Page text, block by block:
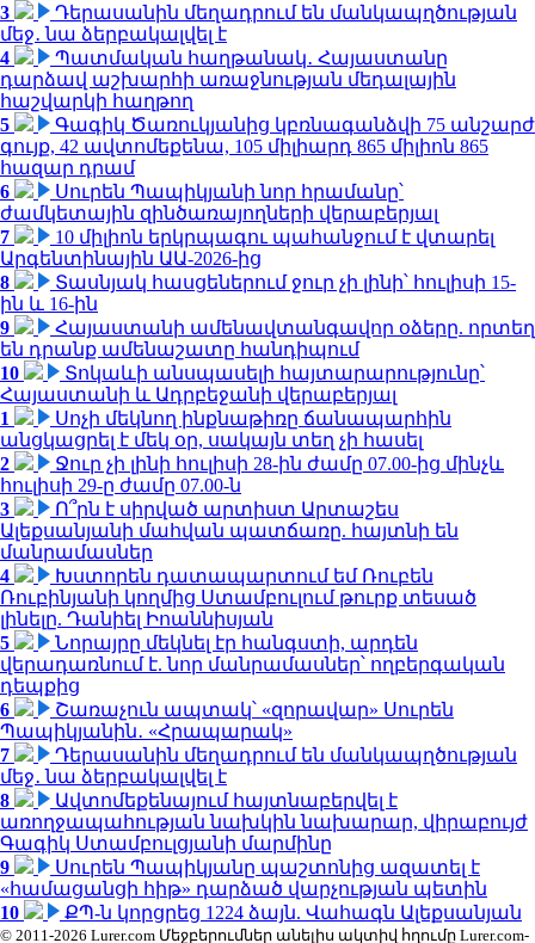
3
Դերասանին մեղադրում են մանկապղծության
մեջ․ նա ձերբակալվել է
4
Պատմական հաղթանակ․ Հայաստանը
դարձավ աշխարհի առաջնության մեդալային
հաշվարկի հաղթող
5
Գագիկ Ծառուկյանից կբռնագանձվի 75 անշարժ
գույք, 42 ավտոմեքենա, 105 միլիարդ 865 միլիոն 865
հազար դրամ
6
Սուրեն Պապիկյանի նոր հրամանը՝
ժամկետային զինծառայողների վերաբերյալ
7
10 միլիոն երկրպագու պահանջում է վտարել
Արգենտինային ԱԱ-2026-ից
8
Տասնյակ հասցեներում ջուր չի լինի՝ հուլիսի 15-
ին և 16-ին
9
Հայաստանի ամենավտանգավոր օձերը. որտեղ
են դրանք ամենաշատը հանդիպում
10
Տոկաևի անսպասելի հայտարարությունը՝
Հայաստանի և Ադրբեջանի վերաբերյալ
1
Սոչի մեկնող ինքնաթիռը ճանապարհին
անցկացրել է մեկ օր, սակայն տեղ չի հասել
2
Ջուր չի լինի հուլիսի 28-ին ժամը 07.00-ից մինչև
հուլիսի 29-ը ժամը 07.00-ն
3
Ո՞րն է սիրված արտիստ Արտաշես
Ալեքսանյանի մահվան պատճառը. հայտնի են
մանրամասներ
4
Խստորեն դատապարտում եմ Ռուբեն
Ռուբինյանի կողմից Ստամբուլում թուրք տեսած
լինելը. Դանիել Իոաննիսյան
5
Նորայրը մեկնել էր հանգստի, արդեն
վերադառնում է. նոր մանրամասներ՝ ողբերգական
դեպքից
6
Շառաչուն ապտակ՝ «զորավար» Սուրեն
Պապիկյանին․ «Հրապարակ»
7
Դերասանին մեղադրում են մանկապղծության
մեջ․ նա ձերբակալվել է
8
Ավտոմեքենայում հայտնաբերվել է
առողջապահության նախկին նախարար, վիրաբույժ
Գագիկ Ստամբուլցյանի մարմինը
9
Սուրեն Պապիկյանը պաշտոնից ազատել է
«համացանցի հիթ» դարձած վարչության պետին
10
ՔՊ-ն կորցրեց 1224 ձայն. Վահագն Ալեքսանյան
© 2011-2026 Lurer.com Մեջբերումներ անելիս ակտիվ հղումը Lurer.com-